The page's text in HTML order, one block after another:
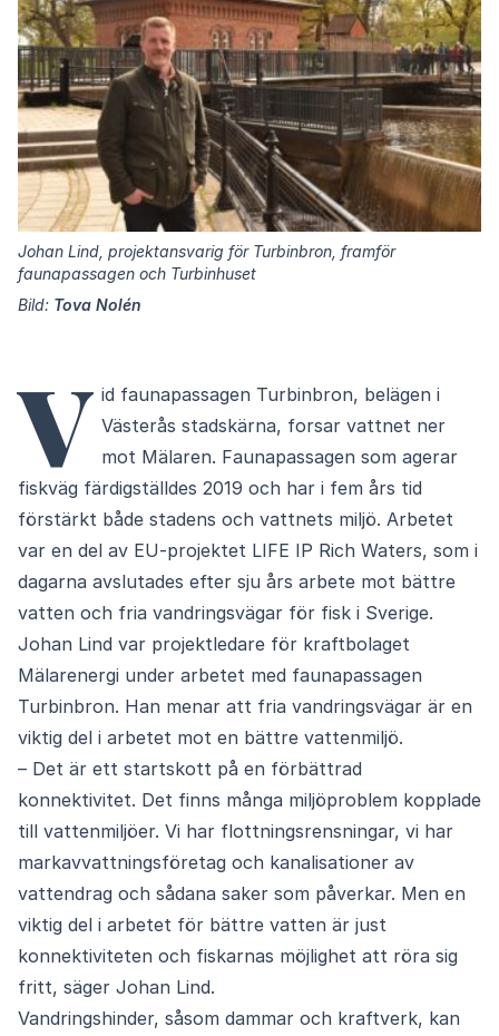
Johan Lind, projektansvarig för Turbinbron, framför
faunapassagen och Turbinhuset
Bild: Tova Nolén
V id faunapassagen Turbinbron, belägen i
Västerås stadskärna, forsar vattnet ner
mot Mälaren. Faunapassagen som agerar
fiskväg färdigställdes 2019 och har i fem års tid
förstärkt både stadens och vattnets miljö. Arbetet
var en del av EU-projektet LIFE IP Rich Waters, som i
dagarna avslutades efter sju års arbete mot bättre
vatten och fria vandringsvägar för fisk i Sverige.
Johan Lind var projektledare för kraftbolaget
Mälarenergi under arbetet med faunapassagen
Turbinbron. Han menar att fria vandringsvägar är en
viktig del i arbetet mot en bättre vattenmiljö.
– Det är ett startskott på en förbättrad
konnektivitet. Det finns många miljöproblem kopplade
till vattenmiljöer. Vi har flottningsrensningar, vi har
markavvattningsföretag och kanalisationer av
vattendrag och sådana saker som påverkar. Men en
viktig del i arbetet för bättre vatten är just
konnektiviteten och fiskarnas möjlighet att röra sig
fritt, säger Johan Lind.
Vandringshinder, såsom dammar och kraftverk, kan